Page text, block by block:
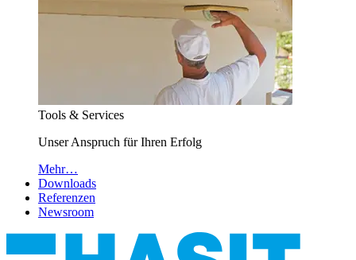
Tools & Services
Unser Anspruch für Ihren Erfolg
Mehr…
Downloads
Referenzen
Newsroom